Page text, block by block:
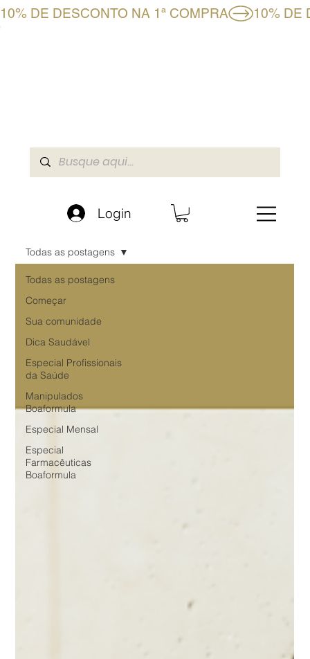
10% DE DESCONTO NA 1ª COMPRA
Login
Todas as postagens
Começar
Sua comunidade
Dica Saudável
Especial Profissionais
da Saúde
Manipulados
Boaformula
Especial Mensal
Especial
Farmacêuticas
Boaformula
Todas as postagens